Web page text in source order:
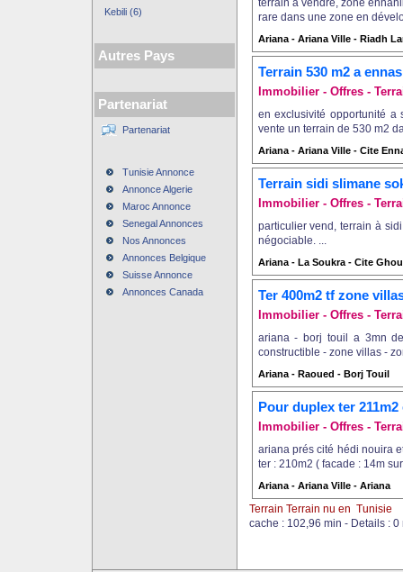
Kebili (6)
Autres Pays
Partenariat
Partenariat
Tunisie Annonce
Annonce Algerie
Maroc Annonce
Senegal Annonces
Nos Annonces
Annonces Belgique
Suisse Annonce
Annonces Canada
terrain à vendre, zone
rare dans une zone en
Ariana - Ariana Ville - Riadh
Terrain 530 m2 a
Immobilier - Offres -
en exclusivité opportunité
vente un terrain de 530 m2
Ariana - Ariana Ville - Cite
Terrain sidi slimane
Immobilier - Offres -
particulier vend, terrain à
négociable. ...
Ariana - La Soukra - Cite
Ter 400m2 tf zone
Immobilier - Offres -
ariana - borj touil a 3mn
constructible - zone villas -
Ariana - Raoued - Borj Touil
Pour duplex ter 211m2
Immobilier - Offres -
ariana prés cité hédi nouira
ter : 210m2 ( facade : 14m
Ariana - Ariana Ville - Ariana
Terrain Terrain nu en Tunisie
cache : 102,96 min - Details : 0